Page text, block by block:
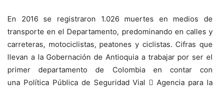
En 2016 se registraron 1.026 muertes en medios de
transporte en el Departamento, predominando en calles y
carreteras, motociclistas, peatones y ciclistas. Cifras que
llevan a la Gobernación de Antioquia a trabajar por ser el
primer departamento de Colombia en contar con
una Política Pública de Seguridad Vial  Agencia para la